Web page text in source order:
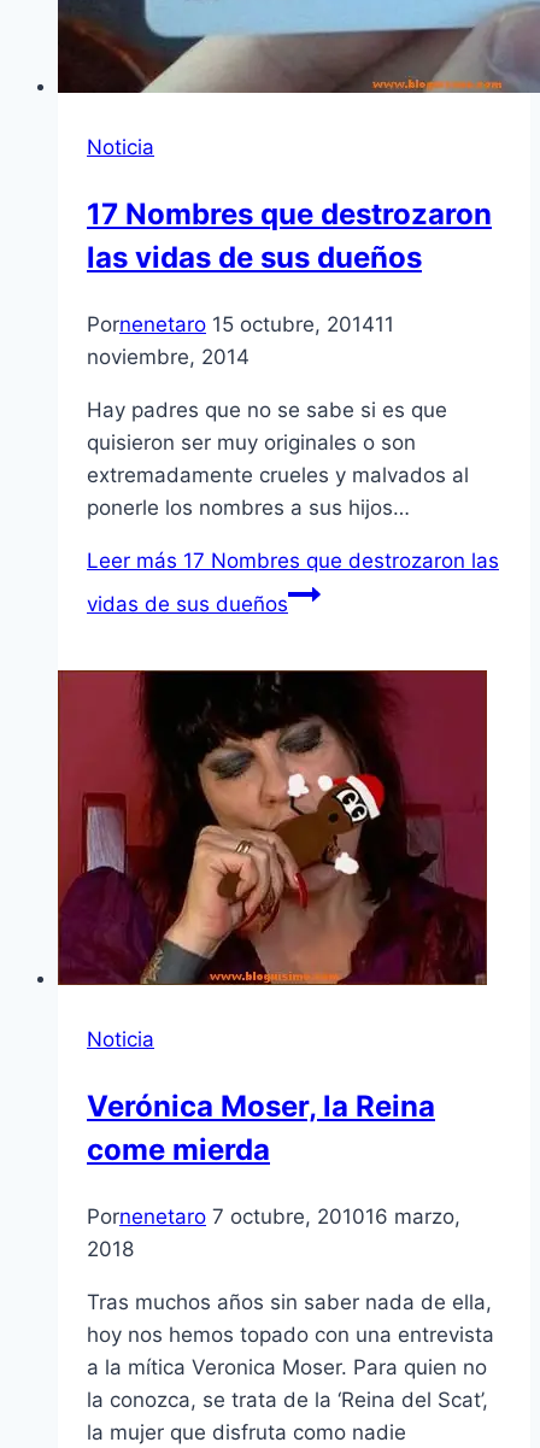
Noticia
17 Nombres que destrozaron
las vidas de sus dueños
Pornenetaro 15 octubre, 201411
noviembre, 2014
Hay padres que no se sabe si es que
quisieron ser muy originales o son
extremadamente crueles y malvados al
ponerle los nombres a sus hijos…
Leer más 17 Nombres que destrozaron las
vidas de sus dueños
Noticia
Verónica Moser, la Reina
come mierda
Pornenetaro 7 octubre, 201016 marzo,
2018
Tras muchos años sin saber nada de ella,
hoy nos hemos topado con una entrevista
a la mí­tica Veronica Moser. Para quien no
la conozca, se trata de la ‘Reina del Scat’,
la mujer que disfruta como nadie